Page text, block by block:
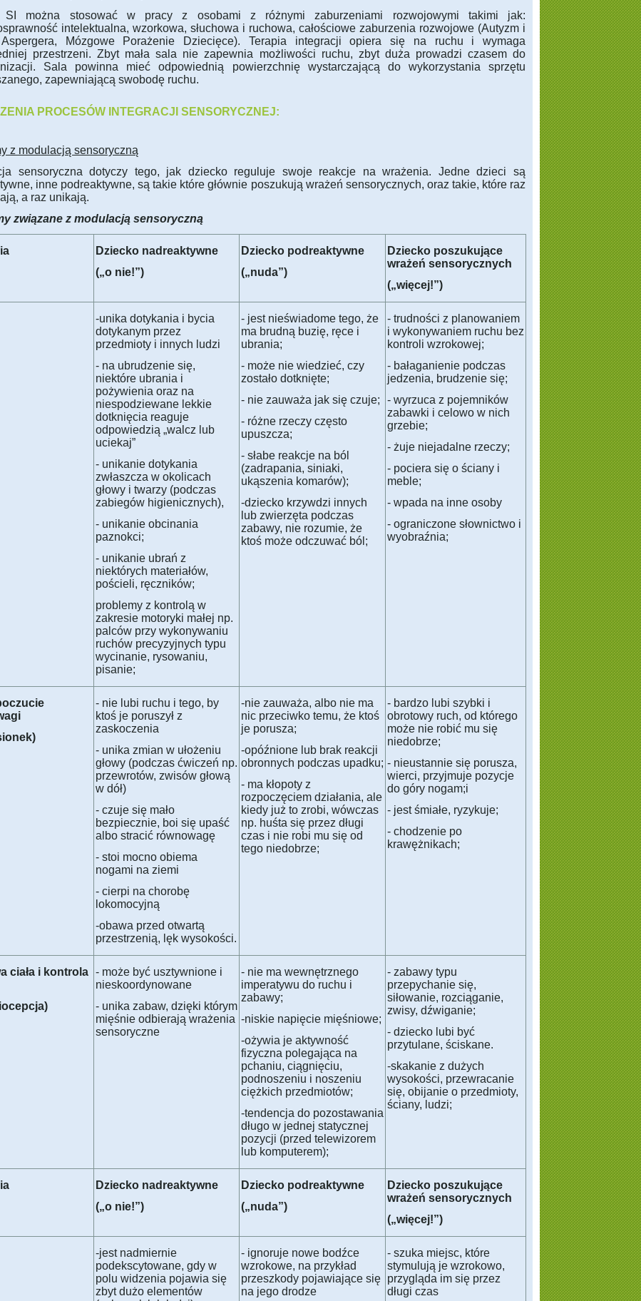
SI można stosować w pracy z osobami z różnymi zaburzeniami rozwojowymi takimi jak:
intelektualna, wzorkowa, słuchowa i ruchowa, całościowe zaburzenia rozwojowe (Autyzm i
Aspergera, Mózgowe Porażenie Dziecięce). Terapia integracji opiera się na ruchu i wymaga
przestrzeni. Zbyt mała sala nie zapewnia możliwości ruchu, zbyt duża prowadzi czasem do
Sala powinna mieć odpowiednią powierzchnię wystarczającą do wykorzystania sprzętu
zapewniającą swobodę ruchu.
PROCESÓW INTEGRACJI SENSORYCZNEJ:
z modulacją sensoryczną
sensoryczna dotyczy tego, jak dziecko reguluje swoje reakcje na wrażenia. Jedne dzieci są
inne podreaktywne, są takie które głównie poszukują wrażeń sensorycznych, oraz takie, które raz
a raz unikają.
związane z modulacją sensoryczną
Dziecko nadreaktywne
(„o nie!”)
Dziecko podreaktywne
(„nuda”)
Dziecko poszukujące
wrażeń sensorycznych
(„więcej!”)
-unika dotykania i bycia
dotykanym przez
przedmioty i innych ludzi
- na ubrudzenie się,
niektóre ubrania i
pożywienia oraz na
niespodziewane lekkie
dotknięcia reaguje
odpowiedzią „walcz lub
uciekaj”
- unikanie dotykania
zwłaszcza w okolicach
głowy i twarzy (podczas
zabiegów higienicznych),
- unikanie obcinania
paznokci;
- unikanie ubrań z
niektórych materiałów,
pościeli, ręczników;
problemy z kontrolą w
zakresie motoryki małej np.
palców przy wykonywaniu
ruchów precyzyjnych typu
wycinanie, rysowaniu,
pisanie;
- jest nieświadome tego, że
ma brudną buzię, ręce i
ubrania;
- może nie wiedzieć, czy
zostało dotknięte;
- nie zauważa jak się czuje;
- różne rzeczy często
upuszcza;
- słabe reakcje na ból
(zadrapania, siniaki,
ukąszenia komarów);
-dziecko krzywdzi innych
lub zwierzęta podczas
zabawy, nie rozumie, że
ktoś może odczuwać ból;
- trudności z planowaniem
i wykonywaniem ruchu bez
kontroli wzrokowej;
- bałaganienie podczas
jedzenia, brudzenie się;
- wyrzuca z pojemników
zabawki i celowo w nich
grzebie;
- żuje niejadalne rzeczy;
- pociera się o ściany i
meble;
- wpada na inne osoby
- ograniczone słownictwo i
wyobraźnia;
- nie lubi ruchu i tego, by
ktoś je poruszył z
zaskoczenia
- unika zmian w ułożeniu
głowy (podczas ćwiczeń np.
przewrotów, zwisów głową
w dół)
- czuje się mało
bezpiecznie, boi się upaść
albo stracić równowagę
- stoi mocno obiema
nogami na ziemi
- cierpi na chorobę
lokomocyjną
-obawa przed otwartą
przestrzenią, lęk wysokości.
-nie zauważa, albo nie ma
nic przeciwko temu, że ktoś
je porusza;
-opóźnione lub brak reakcji
obronnych podczas upadku;
- ma kłopoty z
rozpoczęciem działania, ale
kiedy już to zrobi, wówczas
np. huśta się przez długi
czas i nie robi mu się od
tego niedobrze;
- bardzo lubi szybki i
obrotowy ruch, od którego
może nie robić mu się
niedobrze;
- nieustannie się porusza,
wierci, przyjmuje pozycje
do góry nogam;i
- jest śmiałe, ryzykuje;
- chodzenie po
krawężnikach;
ciała i kontrola - może być usztywnione i
nieskoordynowane
- unika zabaw, dzięki którym
mięśnie odbierają wrażenia
sensoryczne
- nie ma wewnętrznego
imperatywu do ruchu i
zabawy;
-niskie napięcie mięśniowe;
-ożywia je aktywność
fizyczna polegająca na
pchaniu, ciągnięciu,
podnoszeniu i noszeniu
ciężkich przedmiotów;
-tendencja do pozostawania
długo w jednej statycznej
pozycji (przed telewizorem
lub komputerem);
- zabawy typu
przepychanie się,
siłowanie, rozciąganie,
zwisy, dźwiganie;
- dziecko lubi być
przytulane, ściskane.
-skakanie z dużych
wysokości, przewracanie
się, obijanie o przedmioty,
ściany, ludzi;
Dziecko nadreaktywne
(„o nie!”)
Dziecko podreaktywne
(„nuda”)
Dziecko poszukujące
wrażeń sensorycznych
(„więcej!”)
-jest nadmiernie
podekscytowane, gdy w
polu widzenia pojawia się
zbyt dużo elementów
- ignoruje nowe bodźce
wzrokowe, na przykład
przeszkody pojawiające się
na jego drodze
- szuka miejsc, które
stymulują je wzrokowo,
przygląda im się przez
długi czas